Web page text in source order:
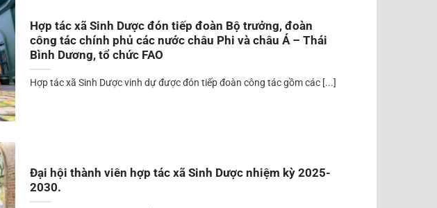
Hợp tác xã Sinh Dược đón tiếp đoàn Bộ trưởng, đoàn
công tác chính phủ các nước châu Phi và châu Á – Thái
Bình Dương, tổ chức FAO
Hợp tác xã Sinh Dược vinh dự được đón tiếp đoàn công tác gồm các [...]
Đại hội thành viên hợp tác xã Sinh Dược nhiệm kỳ 2025-
2030.